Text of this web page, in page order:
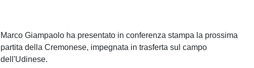
Marco Giampaolo ha presentato in conferenza stampa la prossima
partita della Cremonese, impegnata in trasferta sul campo
dell'Udinese.